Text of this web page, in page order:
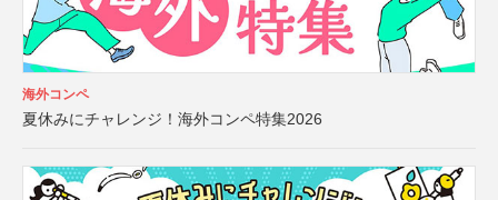
海外コンペ
夏休みにチャレンジ！海外コンペ特集2026